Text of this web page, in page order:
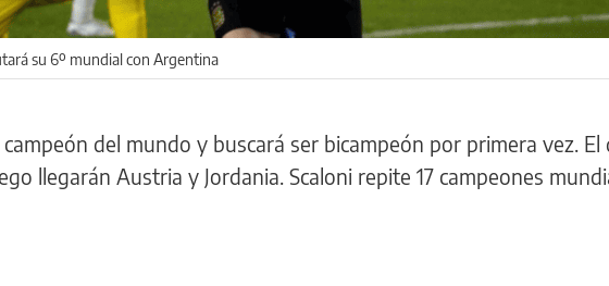
su 6º mundial con Argentina
del mundo y buscará ser bicampeón por primera vez. El
llegarán Austria y Jordania. Scaloni repite 17 campeones